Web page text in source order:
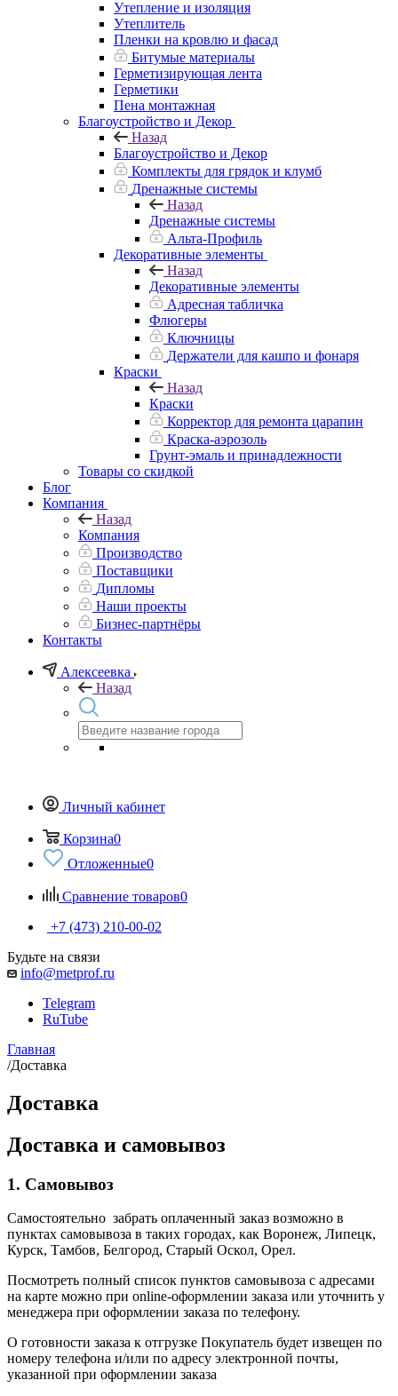
Утепление и изоляция
Утеплитель
Пленки на кровлю и фасад
Битумые материалы
Герметизирующая лента
Герметики
Пена монтажная
Благоустройство и Декор
Назад
Благоустройство и Декор
Комплекты для грядок и клумб
Дренажные системы
Назад
Дренажные системы
Альта-Профиль
Декоративные элементы
Назад
Декоративные элементы
Адресная табличка
Флюгеры
Ключницы
Держатели для кашпо и фонаря
Краски
Назад
Краски
Корректор для ремонта царапин
Краска-аэрозоль
Грунт-эмаль и принадлежности
Товары со скидкой
Блог
Компания
Назад
Компания
Производство
Поставщики
Дипломы
Наши проекты
Бизнес-партнёры
Контакты
Алексеевка
Назад
Личный кабинет
Корзина0
Отложенные0
Сравнение товаров0
+7 (473) 210-00-02
Будьте на связи
info@metprof.ru
Telegram
RuTube
Главная
/Доставка
Доставка
Доставка и самовывоз
1. Самовывоз
Самостоятельно забрать оплаченный заказ возможно в
пунктах самовывоза в таких городах, как Воронеж, Липецк,
Курск, Тамбов, Белгород, Старый Оскол, Орел.
Посмотреть полный список пунктов самовывоза с адресами
на карте можно при online-оформлении заказа или уточнить у
менеджера при оформлении заказа по телефону.
О готовности заказа к отгрузке Покупатель будет извещен по
номеру телефона и/или по адресу электронной почты,
указанной при оформлении заказа